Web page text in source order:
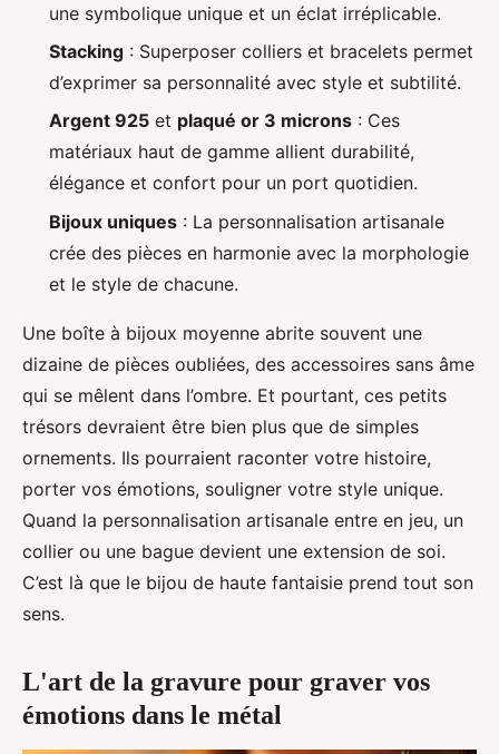
une symbolique unique et un éclat irréplicable.
Stacking : Superposer colliers et bracelets permet
d’exprimer sa personnalité avec style et subtilité.
Argent 925 et plaqué or 3 microns : Ces
matériaux haut de gamme allient durabilité,
élégance et confort pour un port quotidien.
Bijoux uniques : La personnalisation artisanale
crée des pièces en harmonie avec la morphologie
et le style de chacune.
Une boîte à bijoux moyenne abrite souvent une
dizaine de pièces oubliées, des accessoires sans âme
qui se mêlent dans l’ombre. Et pourtant, ces petits
trésors devraient être bien plus que de simples
ornements. Ils pourraient raconter votre histoire,
porter vos émotions, souligner votre style unique.
Quand la personnalisation artisanale entre en jeu, un
collier ou une bague devient une extension de soi.
C’est là que le bijou de haute fantaisie prend tout son
sens.
L'art de la gravure pour graver vos
émotions dans le métal